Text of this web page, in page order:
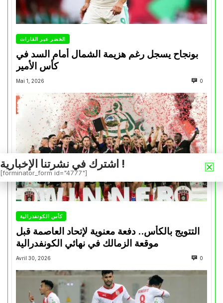
الخضر عبر القارات
بونجاح يسجل رغم هزيمة الشمال أمام السد في
كأس الأمير
Mai 1, 2026 0
كأس الكونفدرالية
التتويج بالكأس.. دفعة معنوية لإتحاد العاصمة قبل
موقعة الزمالك في نهائي الكونفدرالية
Avril 30, 2026 0
اشترك في نشرتنا الإخبارية !
[forminator_form id="4777"]